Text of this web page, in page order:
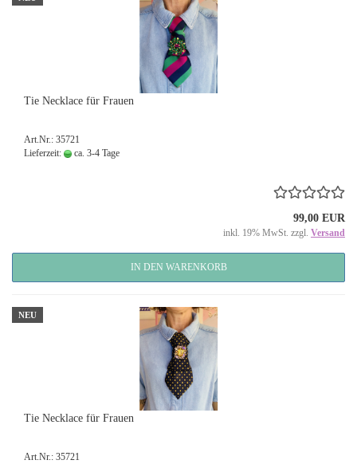
Tie Necklace für Frauen
Art.Nr.: 35721
Lieferzeit:
ca. 3-4 Tage
99,00 EUR
inkl. 19% MwSt. zzgl. Versand
IN DEN WARENKORB
NEU
Tie Necklace für Frauen
Art.Nr.: 35721